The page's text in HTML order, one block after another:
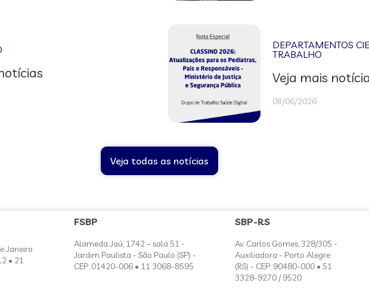
DEPARTAMENTOS
TRABALHO
Veja mais
08/06/2026
Veja todas as notícias
Janeiro
• 21
FSBP
Alameda Jaú, 1742 – sala 51 -
Jardim Paulista - São Paulo (SP) -
CEP: 01420-006 • 11 3068-8595
SBP-RS
Av. Carlos Gomes, 328/305 -
Auxiliadora - Porto Alegre
(RS) - CEP: 90480-000 • 51
3328-9270 / 9520